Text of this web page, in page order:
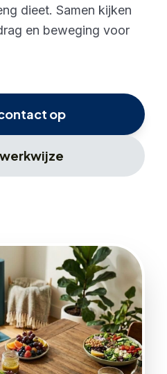
dieet. Samen kijken
en beweging voor
op